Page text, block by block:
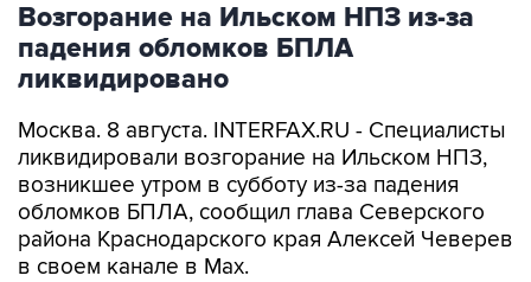
Возгорание на Ильском НПЗ из-за
падения обломков БПЛА
ликвидировано
Москва. 8 августа. INTERFAX.RU - Специалисты
ликвидировали возгорание на Ильском НПЗ,
возникшее утром в субботу из-за падения
обломков БПЛА, сообщил глава Северского
района Краснодарского края Алексей Чеверев
в своем канале в Max.